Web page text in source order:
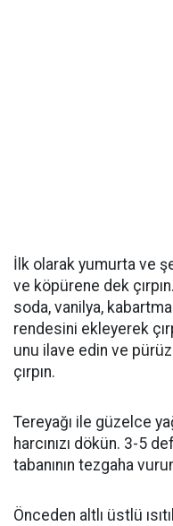
İlk olarak yumurta ve
ve köpürene dek
soda, vanilya,
rendesini ekleyerek
unu ilave edin ve
çırpın.
Tereyağı ile güzelce
harcınızı dökün. 3-5
tabanının tezgaha
Önceden altlı üstlü